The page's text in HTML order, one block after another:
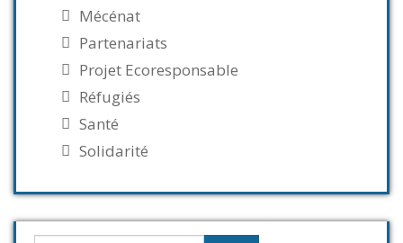
Mécénat
Partenariats
Projet Ecoresponsable
Réfugiés
Santé
Solidarité